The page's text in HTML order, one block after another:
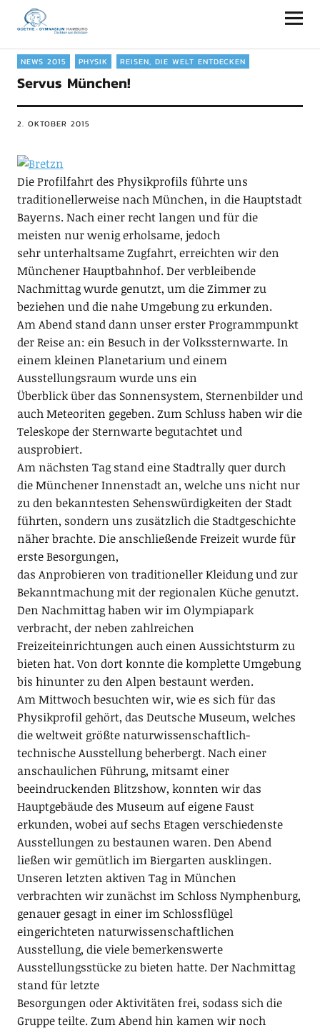
Goethe-Gymnasium Hamburg
NEWS 2015 PHYSIK REISEN, DIE WELT ENTDECKEN
Servus München!
2. OKTOBER 2015
Die Profilfahrt des Physikprofils führte uns
traditionellerweise nach München, in die Hauptstadt
Bayerns. Nach einer recht langen und für die
meisten nur wenig erholsame, jedoch
sehr unterhaltsame Zugfahrt, erreichten wir den
Münchener Hauptbahnhof. Der verbleibende
Nachmittag wurde genutzt, um die Zimmer zu
beziehen und die nahe Umgebung zu erkunden.
Am Abend stand dann unser erster Programmpunkt
der Reise an: ein Besuch in der Volkssternwarte. In
einem kleinen Planetarium und einem
Ausstellungsraum wurde uns ein
Überblick über das Sonnensystem, Sternenbilder und
auch Meteoriten gegeben. Zum Schluss haben wir die
Teleskope der Sternwarte begutachtet und
ausprobiert.
Am nächsten Tag stand eine Stadtrally quer durch
die Münchener Innenstadt an, welche uns nicht nur
zu den bekanntesten Sehenswürdigkeiten der Stadt
führten, sondern uns zusätzlich die Stadtgeschichte
näher brachte. Die anschließende Freizeit wurde für
erste Besorgungen,
das Anprobieren von traditioneller Kleidung und zur
Bekanntmachung mit der regionalen Küche genutzt.
Den Nachmittag haben wir im Olympiapark
verbracht, der neben zahlreichen
Freizeiteinrichtungen auch einen Aussichtsturm zu
bieten hat. Von dort konnte die komplette Umgebung
bis hinunter zu den Alpen bestaunt werden.
Am Mittwoch besuchten wir, wie es sich für das
Physikprofil gehört, das Deutsche Museum, welches
die weltweit größte naturwissenschaftlich-
technische Ausstellung beherbergt. Nach einer
anschaulichen Führung, mitsamt einer
beeindruckenden Blitzshow, konnten wir das
Hauptgebäude des Museum auf eigene Faust
erkunden, wobei auf sechs Etagen verschiedenste
Ausstellungen zu bestaunen waren. Den Abend
ließen wir gemütlich im Biergarten ausklingen.
Unseren letzten aktiven Tag in München
verbrachten wir zunächst im Schloss Nymphenburg,
genauer gesagt in einer im Schlossflügel
eingerichteten naturwissenschaftlichen
Ausstellung, die viele bemerkenswerte
Ausstellungsstücke zu bieten hatte. Der Nachmittag
stand für letzte
Besorgungen oder Aktivitäten frei, sodass sich die
Gruppe teilte. Zum Abend hin kamen wir noch